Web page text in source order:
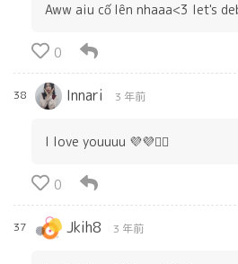
Aww aiu cố lên nhaaa<3 let's
0
38 Innari 3 年前
I love youuuu 💜💜🙆‍♀️
0
37 Jkih8 3 年前